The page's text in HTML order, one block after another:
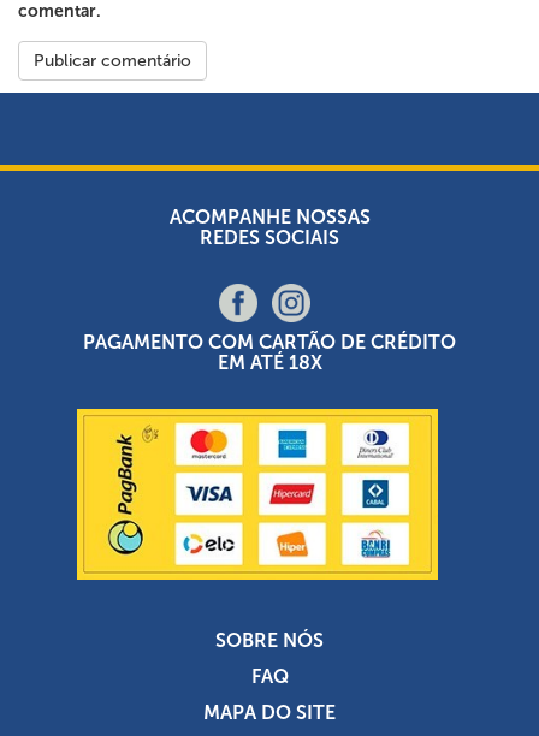
comentar.
ACOMPANHE NOSSAS
REDES SOCIAIS
PAGAMENTO COM CARTÃO DE CRÉDITO
EM ATÉ 18X
SOBRE NÓS
FAQ
MAPA DO SITE